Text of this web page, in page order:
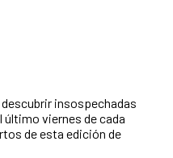
insospechadas
viernes de cada
de esta edición de